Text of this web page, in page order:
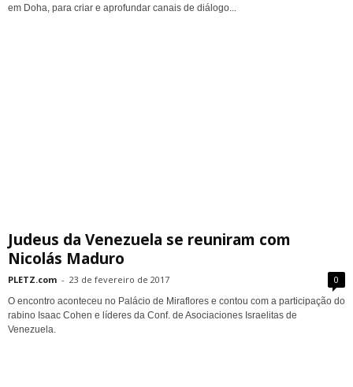
em Doha, para criar e aprofundar canais de diálogo...
Judeus da Venezuela se reuniram com
Nicolás Maduro
PLETZ.com - 23 de fevereiro de 2017 0
O encontro aconteceu no Palácio de Miraflores e contou com a participação do
rabino Isaac Cohen e líderes da Conf. de Asociaciones Israelitas de
Venezuela.